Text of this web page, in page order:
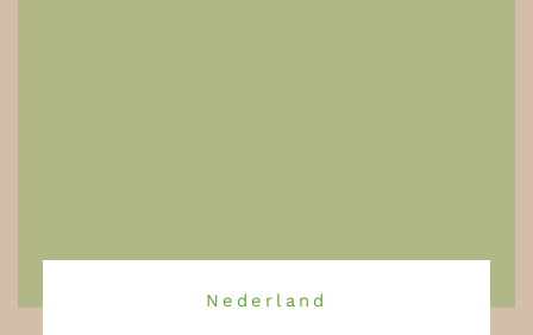
Nederland